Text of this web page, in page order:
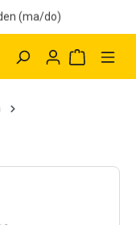
(ma/do)